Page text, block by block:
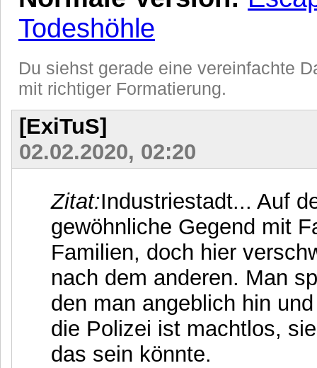
Todeshöhle
Du siehst gerade eine vereinfachte
mit richtiger Formatierung.
[ExiTuS]
02.02.2020, 02:20
Zitat:Industriestadt... Auf
gewöhnliche Gegend mit
Familien, doch hier
nach dem anderen. Man
den man angeblich hin
die Polizei ist machtlos,
das sein könnte.